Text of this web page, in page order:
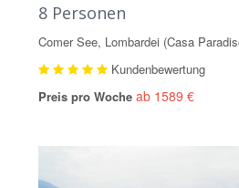
8 Personen
Comer See, Lombardei (Casa
Kundenbewertung
Preis pro Woche ab 1589 €